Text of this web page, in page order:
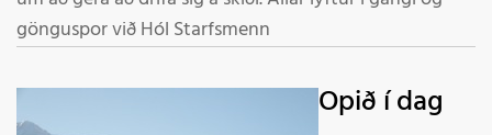
gönguspor við Hól Starfsmenn
Opið í dag